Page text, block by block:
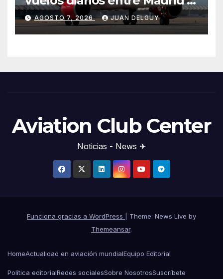
Menorca durante el invierno
AGOSTO 7, 2026 JUAN DELGUY
Aviation Club Center
Noticias - News ✈
Funciona gracias a WordPress
Theme: News Live by
Themeansar.
HomeActualidad en aviación mundialEquipo Editorial
Política editorialRedes socialesSobre NosotrosSuscríbete